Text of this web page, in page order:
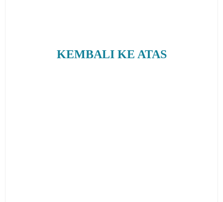
KEMBALI KE ATAS